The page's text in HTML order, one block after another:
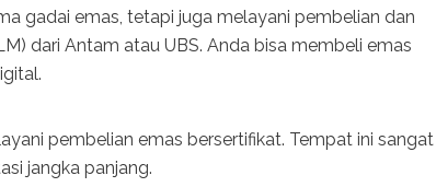
gadai emas, tetapi juga melayani pembelian dan
dari Antam atau UBS. Anda bisa membeli emas
pembelian emas bersertifikat. Tempat ini sangat
jangka panjang.